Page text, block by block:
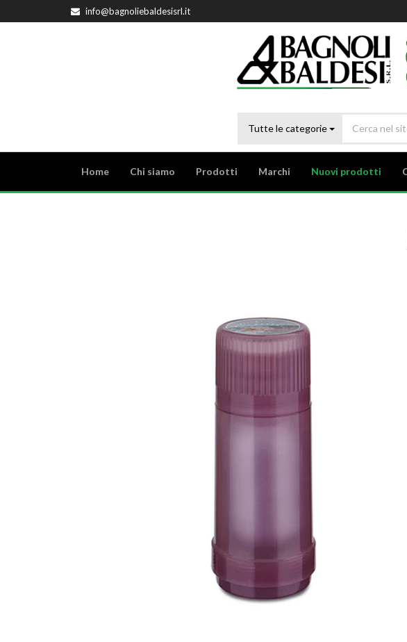
info@bagnoliebaldesisrl.it
Tutte le categorie
Home Chi siamo Prodotti Marchi Nuovi prodotti